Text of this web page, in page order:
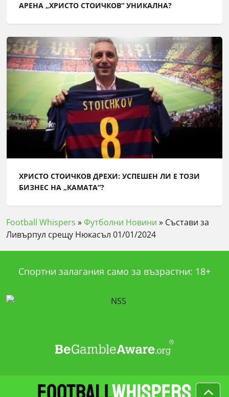
АРЕНА „ХРИСТО СТОИЧКОВ“ УНИКАЛНА?
ХРИСТО СТОИЧКОВ ДРЕХИ: УСПЕШЕН ЛИ Е ТОЗИ
БИЗНЕС НА „КАМАТА“?
Football Whispers »Футболни Новини » Състави за
Ливърпул срещу Нюкасъл 01/01/2024
Спортни залагания само за възрастни: 18+